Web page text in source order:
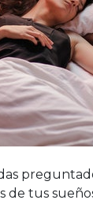
de tus